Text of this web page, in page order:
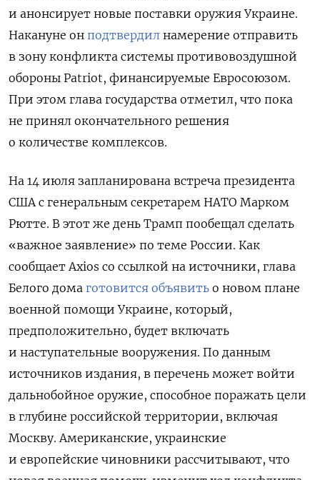
и анонсирует новые поставки оружия Украине.
Накануне он подтвердил намерение отправить
в зону конфликта системы противовоздушной
обороны Patriot, финансируемые Евросоюзом.
При этом глава государства отметил, что пока
не принял окончательного решения
о количестве комплексов.
На 14 июля запланирована встреча президента
США с генеральным секретарем НАТО Марком
Рютте. В этот же день Трамп пообещал сделать
«важное заявление» по теме России. Как
сообщает Axios со ссылкой на источники, глава
Белого дома готовится объявить о новом плане
военной помощи Украине, который,
предположительно, будет включать
и наступательные вооружения. По данным
источников издания, в перечень может войти
дальнобойное оружие, способное поражать цели
в глубине российской территории, включая
Москву. Американские, украинские
и европейские чиновники рассчитывают, что